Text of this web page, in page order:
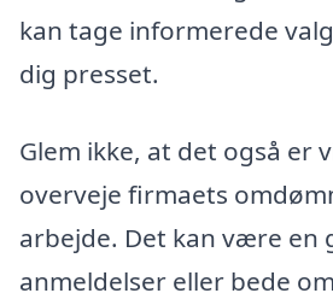
kan tage informerede
dig presset.
Glem ikke, at det også er
overveje firmaets
arbejde. Det kan være en
anmeldelser eller bede